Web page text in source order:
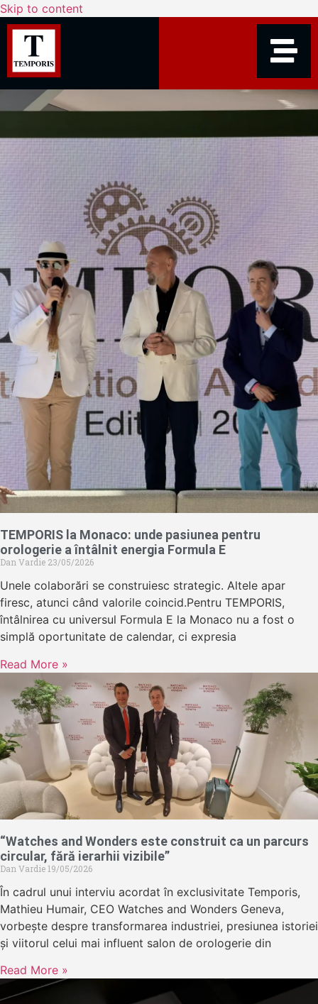
Skip to content
TEMPORIS la Monaco: unde pasiunea pentru
orologerie a întâlnit energia Formula E
Dan Vardie 23/05/2026
Unele colaborări se construiesc strategic. Altele apar
firesc, atunci când valorile coincid.Pentru TEMPORIS,
întâlnirea cu universul Formula E la Monaco nu a fost o
simplă oportunitate de calendar, ci expresia
Read More »
“Watches and Wonders este construit ca un parcurs
circular, fără ierarhii vizibile”
Dan Vardie19/05/2026
În cadrul unui interviu acordat în exclusivitate Temporis,
Mathieu Humair, CEO Watches and Wonders Geneva,
vorbește despre transformarea industriei, presiunea istoriei
și viitorul celui mai influent salon de orologerie din
Read More »